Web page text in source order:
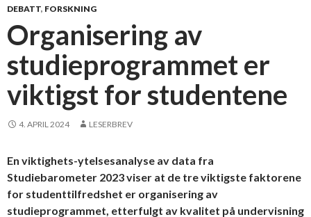
DEBATT, FORSKNING
Organisering av
studieprogrammet er
viktigst for studentene
4. APRIL 2024 LESERBREV
En viktighets-ytelsesanalyse av data fra
Studiebarometer 2023 viser at de tre viktigste faktorene
for studenttilfredshet er organisering av
studieprogrammet, etterfulgt av kvalitet på undervisning